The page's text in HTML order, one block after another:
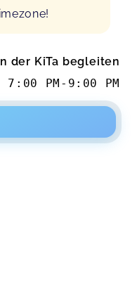
der KiTa begleiten
7:00 PM - 9:00 PM